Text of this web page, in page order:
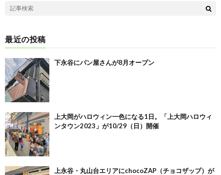
最近の投稿
下永谷にパン屋さんが8月オープン
上大岡がハロウィン一色になる1日。「上大岡ハロウィ
ンタウン2023」が10/29（日）開催
上永谷・丸山台エリアにchocoZAP（チョコザップ）が